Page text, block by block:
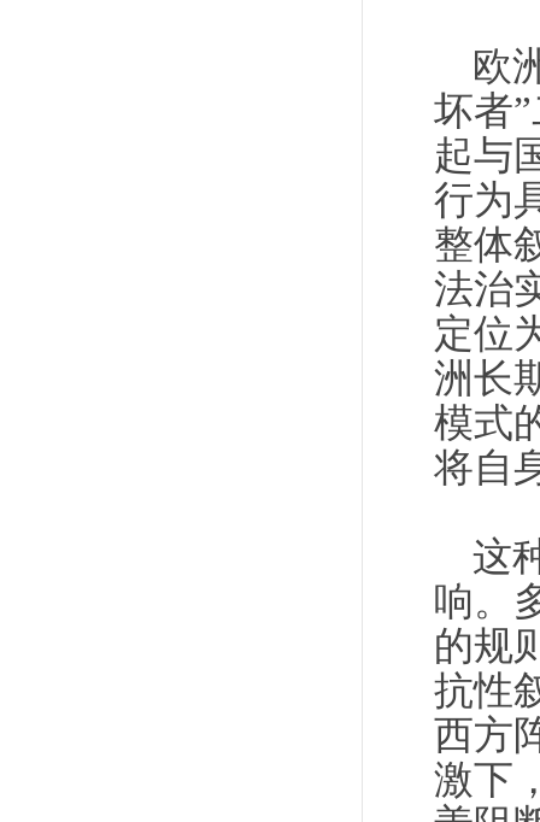
欧
坏者
起与
行为
整体
法治
定位
洲长
模式
将自
这
响。
的规
抗性
西方
激下